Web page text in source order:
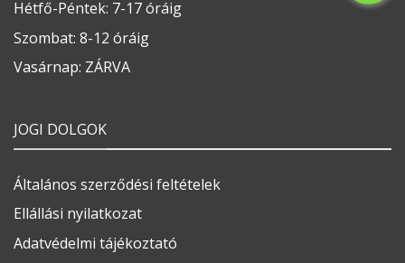
Hétfő-Péntek: 7-17 óráig
Szombat: 8-12 óráig
Vasárnap: ZÁRVA
JOGI DOLGOK
Általános szerződési feltételek
Ellállási nyilatkozat
Adatvédelmi tájékoztató